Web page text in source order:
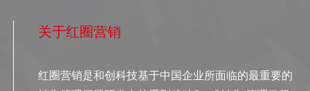
关于红圈营销
红圈营销是和创科技基于中国企业所面临的最重要的